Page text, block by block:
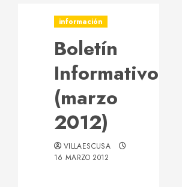
información
Boletín
Informativo
(marzo
2012)
VILLAESCUSA
16 MARZO 2012